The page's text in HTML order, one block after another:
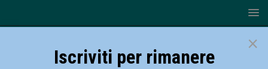
×
Iscriviti per rimanere